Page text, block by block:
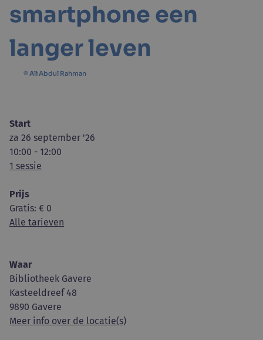
smartphone een
langer leven
© Ali Abdul Rahman
Start
za 26 september '26
10:00 - 12:00
1 sessie
Prijs
Gratis: € 0
Alle tarieven
Waar
Bibliotheek Gavere
Kasteeldreef 48
9890 Gavere
Meer info over de locatie(s)